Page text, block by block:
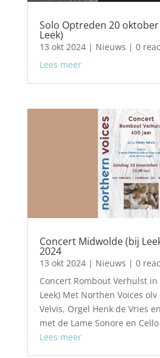
Solo Optreden 20
Leek)
13 okt 2024| Nieuws | 0
Lees meer
Concert Midwolde (bij
2024
13 okt 2024| Nieuws | 0
Concert Rombout Verhulst
Leek) Met Northen Voices
Velvis, Orgel Henk de Vries
met de Lame Sonore en Cello
Lees meer